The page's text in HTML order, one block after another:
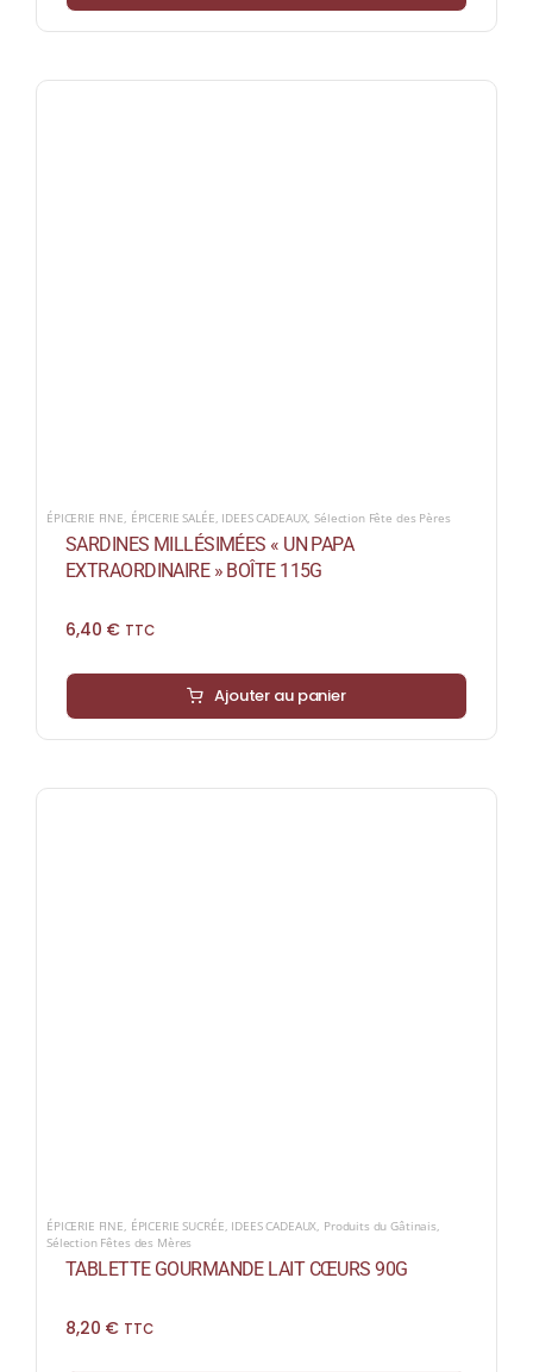
ÉPICERIE FINE ÉPICERIE SALÉE IDEES CADEAUX ,Sélection Fête des Pères
SARDINES MILLÉSIMÉES « UN PAPA
EXTRAORDINAIRE » BOÎTE 115G
6,40 € TTC
Ajouter au panier
ÉPICERIE FINE, ÉPICERIE SUCRÉE, IDEES CADEAUX, Produits du Gâtinais,
Sélection Fêtes des Mères
TABLETTE GOURMANDE LAIT CŒURS 90G
8,20 € TTC